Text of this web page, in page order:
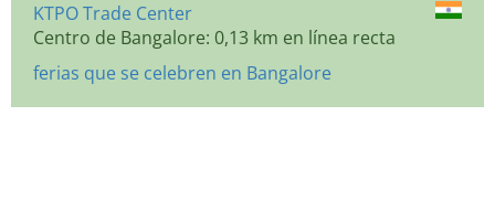
KTPO Trade Center
Centro de Bangalore: 0,13 km en línea recta
ferias que se celebren en Bangalore